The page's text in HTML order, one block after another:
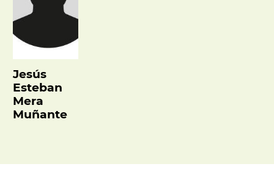
Jesús
Esteban
Mera
Muñante